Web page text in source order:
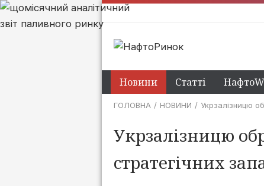
Новини Статті
ГОЛОВНА НОВИНИ Укрзалізницю
Укрзалізницю
стратегічних